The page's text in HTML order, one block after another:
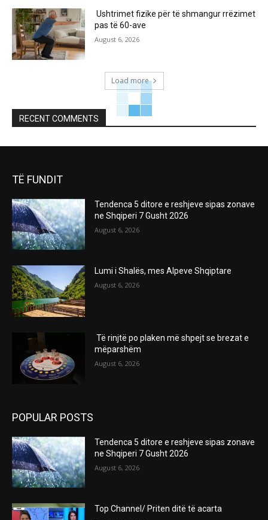
Ushtrimet fizike për të shmangur rrëzimet
pas të 60-ave
August 6, 2026
Load more
RECENT COMMENTS
TË FUNDIT
Tendenca 5 ditore e reshjeve sipas zonave
ne Shqiperi 7 Gusht 2026
August 6, 2026
Lumi i Shalës, mes Alpeve Shqiptare
August 6, 2026
Të rinjtë po plaken më shpejt se brezat e
mëparshëm
August 6, 2026
POPULAR POSTS
Tendenca 5 ditore e reshjeve sipas zonave
ne Shqiperi 7 Gusht 2026
August 6, 2026
Top Channel/ Priten ditë të acarta